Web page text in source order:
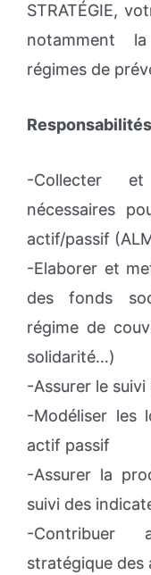
STRATÉGIE,
notamment
régimes de
-Collecter
nécessaires
actif/passif
-Elaborer et
des fonds
régime de
solidarité…)
-Assurer le
-Modéliser les
actif passif
-Assurer la
suivi des
-Contribuer
stratégique des